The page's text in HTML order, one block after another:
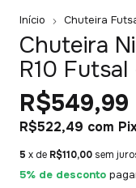
Início Chuteira
Chuteira
R10
R$549,99
R$522,49 com
5 x de R$110,00 sem
5% de desconto